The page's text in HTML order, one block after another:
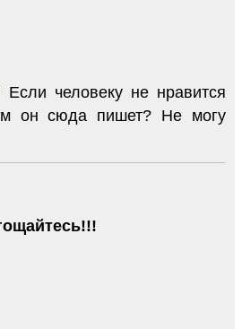
Если человеку не нравится
он сюда пишет? Не могу